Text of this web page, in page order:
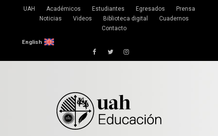
UAH Académicos Estudiantes Egresados
Prensa
Noticias
Videos Biblioteca digital
Cuadernos
Contacto
English
FacebookTwitterInstagram